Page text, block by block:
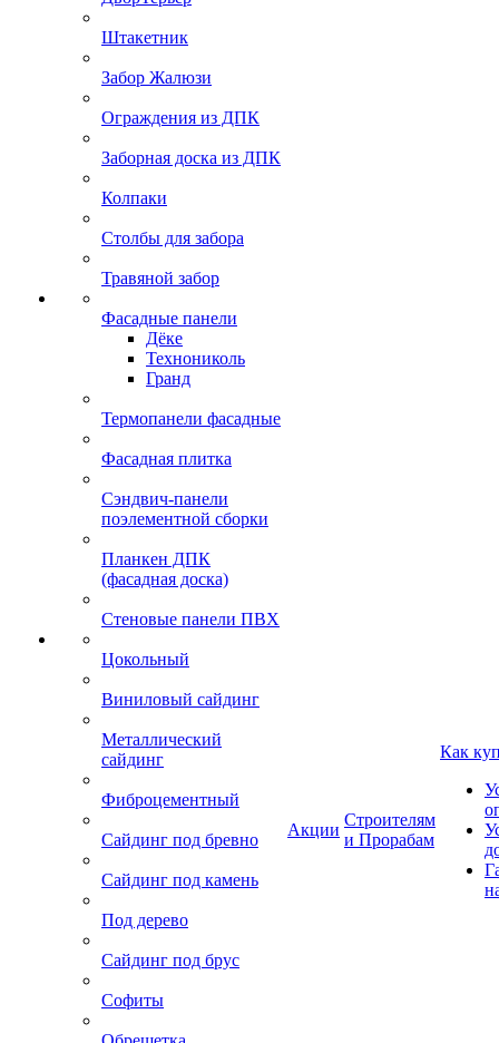
Штакетник
Забор Жалюзи
Ограждения из ДПК
Заборная доска из ДПК
Колпаки
Столбы для забора
Травяной забор
Фасадные панели
Дёке
Технониколь
Гранд
Термопанели фасадные
Фасадная плитка
Сэндвич-панели
поэлементной сборки
Планкен ДПК
(фасадная доска)
Стеновые панели ПВХ
Цокольный
Виниловый сайдинг
Металлический
сайдинг
Фиброцементный
Сайдинг под бревно
Сайдинг под камень
Под дерево
Сайдинг под брус
Софиты
Акции
Строителям
и Прорабам
Как